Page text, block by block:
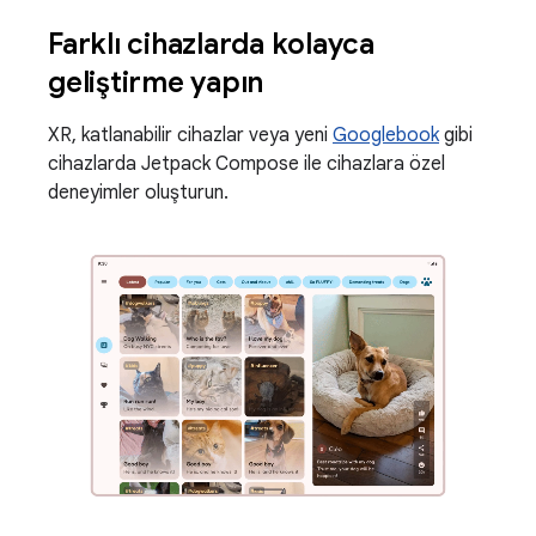
Farklı cihazlarda kolayca
geliştirme yapın
XR, katlanabilir cihazlar veya yeni Googlebookgibi
cihazlarda Jetpack Compose ile cihazlara özel
deneyimler oluşturun.